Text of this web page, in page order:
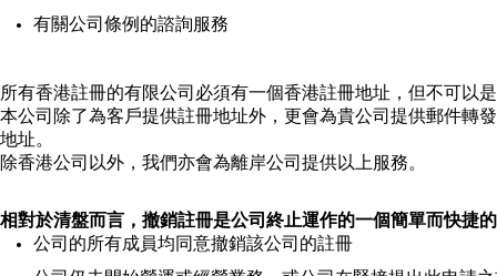
有關公司條例的諮詢服務
所有香港註冊的有限公司必須有一個香港註冊地址，但不可以
本公司除了為客戶提供註冊地址外，更會為貴公司提供郵件轉
地址。
除香港公司以外，我們亦會為離岸公司提供以上服務。
相對於清盤而言，撤銷註冊是公司終止運作的一個簡單而快捷
公司的所有成員均同意撤銷該公司的註冊